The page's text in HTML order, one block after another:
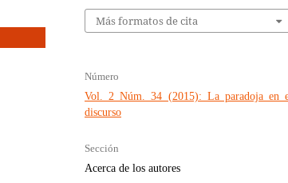
Más formatos de cita
Número
Vol. 2 Núm. 34 (2015): La paradoja en
discurso
Sección
Acerca de los autores